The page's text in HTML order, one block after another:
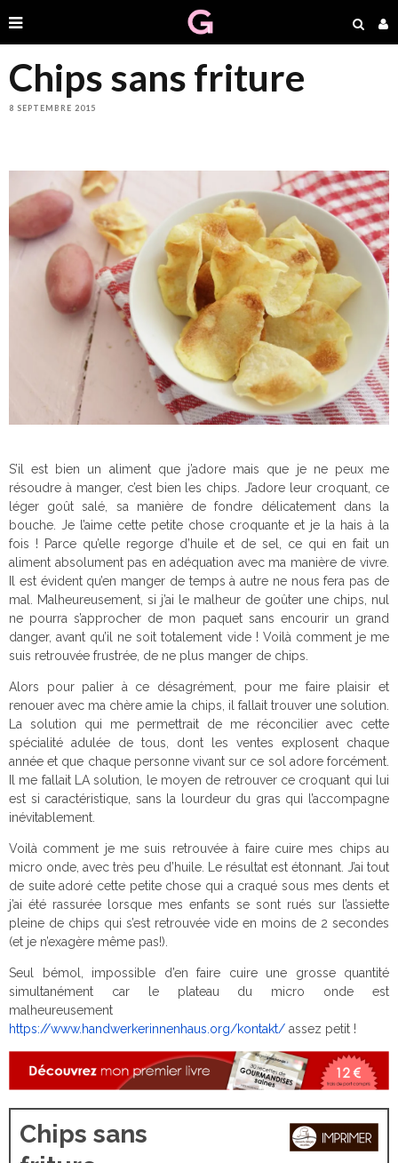
Chips sans friture
8 SEPTEMBRE 2015
S’il est bien un aliment que j’adore mais que je ne peux me
résoudre à manger, c’est bien les chips. J’adore leur croquant, ce
léger goût salé, sa manière de fondre délicatement dans la
bouche. Je l’aime cette petite chose croquante et je la hais à la
fois ! Parce qu’elle regorge d’huile et de sel, ce qui en fait un
aliment absolument pas en adéquation avec ma manière de vivre.
Il est évident qu’en manger de temps à autre ne nous fera pas de
mal. Malheureusement, si j’ai le malheur de goûter une chips, nul
ne pourra s’approcher de mon paquet sans encourir un grand
danger, avant qu’il ne soit totalement vide ! Voilà comment je me
suis retrouvée frustrée, de ne plus manger de chips.
Alors pour palier à ce désagrément, pour me faire plaisir et
renouer avec ma chère amie la chips, il fallait trouver une solution.
La solution qui me permettrait de me réconcilier avec cette
spécialité adulée de tous, dont les ventes explosent chaque
année et que chaque personne vivant sur ce sol adore forcément.
Il me fallait LA solution, le moyen de retrouver ce croquant qui lui
est si caractéristique, sans la lourdeur du gras qui l’accompagne
inévitablement.
Voilà comment je me suis retrouvée à faire cuire mes chips au
micro onde, avec très peu d’huile. Le résultat est étonnant. J’ai tout
de suite adoré cette petite chose qui a craqué sous mes dents et
j’ai été rassurée lorsque mes enfants se sont rués sur l’assiette
pleine de chips qui s’est retrouvée vide en moins de 2 secondes
(et je n’exagère même pas!).
Seul bémol, impossible d’en faire cuire une grosse quantité
simultanément car le plateau du micro onde est
malheureusement
https://www.handwerkerinnenhaus.org/kontakt/ assez petit !
Chips sans